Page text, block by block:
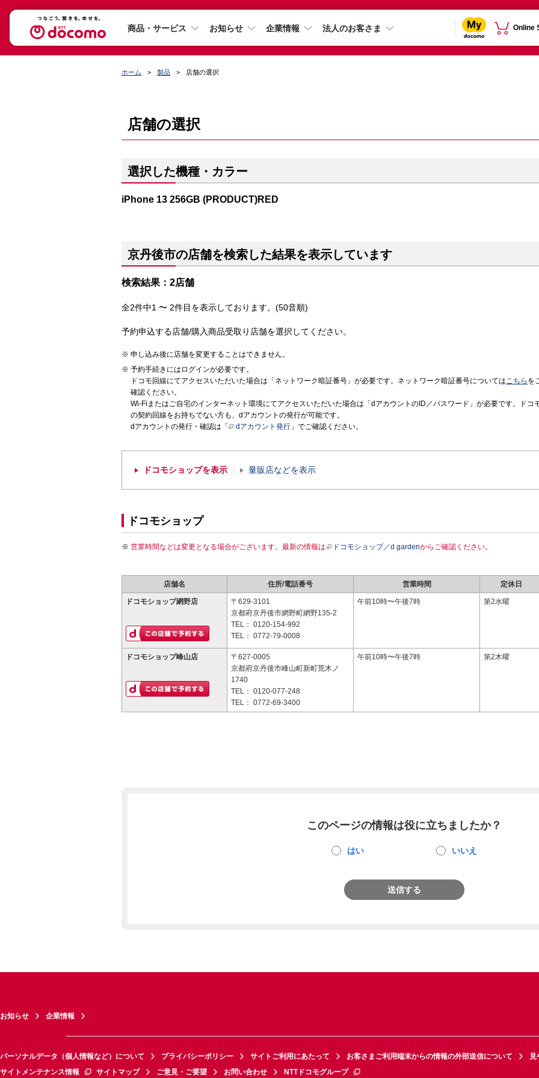
商品・サービス お知らせ 企業情報 法人のお客さま Online
ホーム 製品 店舗の選択
店舗の選択
選択した機種・カラー
iPhone 13 256GB (PRODUCT)RED
京丹後市の店舗を検索した結果を表示しています
検索結果：2店舗
全2件中1 〜 2件目を表示しております。(50音順)
予約申込する店舗/購入商品受取り店舗を選択してください。
申し込み後に店舗を変更することはできません。
予約手続きにはログインが必要です。
ドコモ回線にてアクセスいただいた場合は「ネットワーク暗証番号」が必要です。ネットワーク暗証番号についてはこちら を
確認ください。
Wi-Fiまたはご自宅のインターネット環境にてアクセスいただいた場合は「dアカウントのID／パスワード」が必要です。ドコ
の契約回線をお持ちでない方も、dアカウントの発行が可能です。
dアカウントの発行・確認は「
dアカウント発行 」でご確認ください。
ドコモショップを表示 量販店などを表示
ドコモショップ
営業時間などは変更となる場合がございます。最新の情報は ドコモショップ／d gardenからご確認ください。
店舗名 住所/電話番号 営業時間 定休日
ドコモショップ網野店
〒629-3101
京都府京丹後市網野町網野135-2
TEL： 0120-154-992
TEL： 0772-79-0008
午前10時〜午後7時 第2水曜
ドコモショップ峰山店
〒627-0005
京都府京丹後市峰山町新町荒木ノ
1740
TEL： 0120-077-248
TEL： 0772-69-3400
午前10時〜午後7時 第2木曜
このページの情報は役に立ちましたか？
はい いいえ
送信する
お知らせ 企業情報
パーソナルデータ（個人情報など）について プライバシーポリシー サイトご利用にあたって お客さまご利用端末からの情報の外部送信について
見
サイトメンテナンス情報
サイトマップ ご意見・ご要望 お問い合わせ NTTドコモグループ